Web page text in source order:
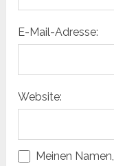
E-Mail-Adresse:
Website:
Meinen